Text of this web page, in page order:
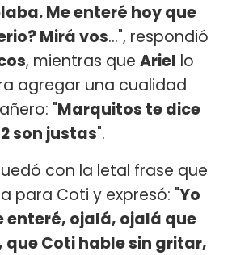
Me enteré hoy que
Mirá vos...", respondió
, mientras que Ariel lo
agregar una cualidad
"Marquitos te dice
son justas".
con la letal frase que
para Coti y expresó: "Yo
enteré, ojalá, ojalá que
que Coti hable sin gritar,